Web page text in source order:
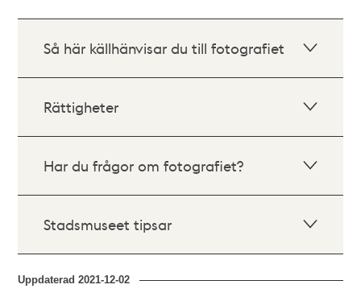
Så här källhänvisar du till fotografiet
Rättigheter
Har du frågor om fotografiet?
Stadsmuseet tipsar
Uppdaterad2021-12-02